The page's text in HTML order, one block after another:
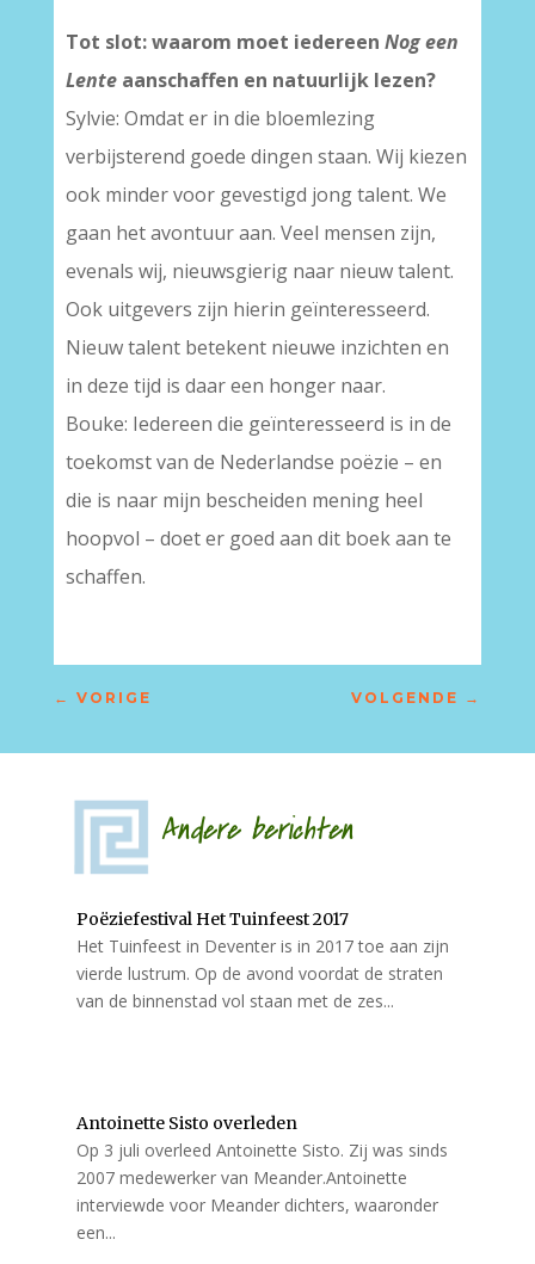
Tot slot: waarom moet iedereen Nog een
Lente aanschaffen en natuurlijk lezen?
Sylvie: Omdat er in die bloemlezing
verbijsterend goede dingen staan. Wij kiezen
ook minder voor gevestigd jong talent. We
gaan het avontuur aan. Veel mensen zijn,
evenals wij, nieuwsgierig naar nieuw talent.
Ook uitgevers zijn hierin geïnteresseerd.
Nieuw talent betekent nieuwe inzichten en
in deze tijd is daar een honger naar.
Bouke: Iedereen die geïnteresseerd is in de
toekomst van de Nederlandse poëzie – en
die is naar mijn bescheiden mening heel
hoopvol – doet er goed aan dit boek aan te
schaffen.
← VORIGE VOLGENDE →
Andere berichten
Poëziefestival Het Tuinfeest 2017
Het Tuinfeest in Deventer is in 2017 toe aan zijn
vierde lustrum. Op de avond voordat de straten
van de binnenstad vol staan met de zes...
Antoinette Sisto overleden
Op 3 juli overleed Antoinette Sisto. Zij was sinds
2007 medewerker van Meander.Antoinette
interviewde voor Meander dichters, waaronder
een...